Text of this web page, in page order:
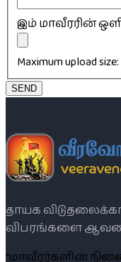
இம் மாவீரரின்
Maximum upload size:
SEND
தாயக
விபரங்களை
“மாவீரர்களின்